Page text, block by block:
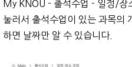
My KNOU - 출석수업 - 일정/장
눌러서 출석수업이 있는 과목의
하면 날짜만 알 수 있습니다.